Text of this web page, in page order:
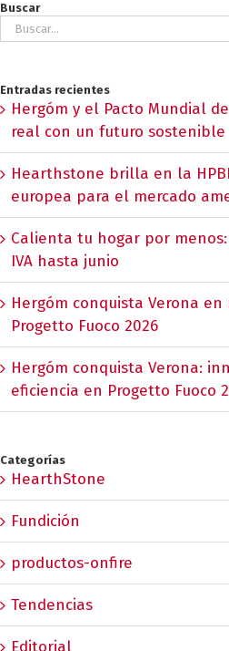
Buscar
Buscar:
Entradas recientes
Hergóm y el Pacto Mundial
real con un futuro sostenible
Hearthstone brilla en la
europea para el mercado
Calienta tu hogar por
IVA hasta junio
Hergóm conquista Verona
Progetto Fuoco 2026
Hergóm conquista Verona:
eficiencia en Progetto Fuoco
Categorías
HearthStone
Fundición
productos-onfire
Tendencias
Editorial